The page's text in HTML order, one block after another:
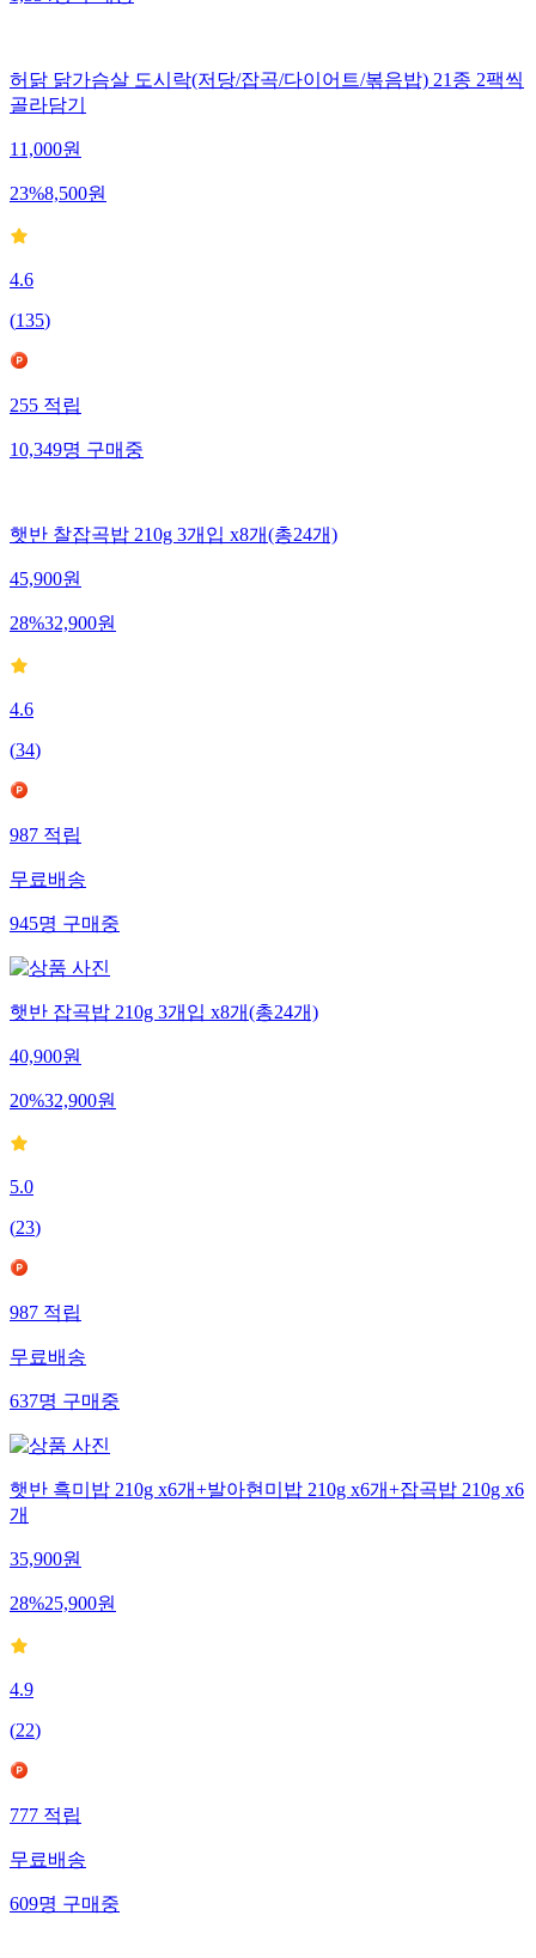
허닭 닭가슴살 도시락(저당/잡곡/다이어트/볶음밥) 21종 2팩씩
골라담기
11,000원
23%8,500원
4.6
(135)
255적립
10,349명구매중
햇반 찰잡곡밥 210g 3개입 x8개(총24개)
45,900원
28%32,900원
4.6
(34)
987적립
무료배송
945명구매중
햇반 잡곡밥 210g 3개입 x8개(총24개)
40,900원
20%32,900원
5.0
(23)
987적립
무료배송
637명구매중
햇반 흑미밥 210g x6개+발아현미밥 210g x6개+잡곡밥 210g x6
개
35,900원
28%25,900원
4.9
(22)
777적립
무료배송
609명구매중